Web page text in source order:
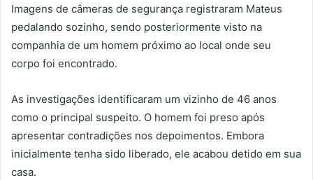
Imagens de câmeras de segurança registraram Mateus
pedalando sozinho, sendo posteriormente visto na
companhia de um homem próximo ao local onde seu
corpo foi encontrado.
As investigações identificaram um vizinho de 46 anos
como o principal suspeito. O homem foi preso após
apresentar contradições nos depoimentos. Embora
inicialmente tenha sido liberado, ele acabou detido em sua
casa.